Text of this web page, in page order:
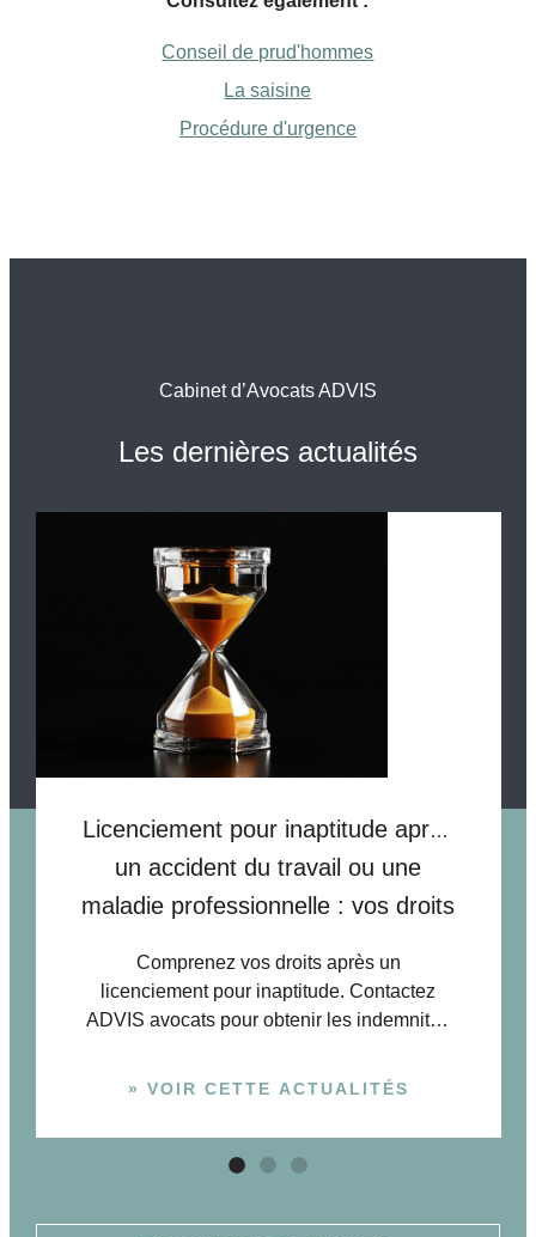
Conseil de prud'hommes
La saisine
Procédure d'urgence
Cabinet d’Avocats ADVIS
Les dernières actualités
Licenciement pour inaptitude après
un accident du travail ou une
maladie professionnelle : vos droits
Comprenez vos droits après un
licenciement pour inaptitude. Contactez
ADVIS avocats pour obtenir les indemnités
» VOIR CETTE ACTUALITÉS